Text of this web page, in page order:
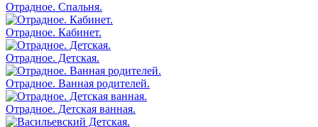
Отрадное. Спальня.
Отрадное. Кабинет.
Отрадное. Детская.
Отрадное. Ванная родителей.
Отрадное. Детская ванная.